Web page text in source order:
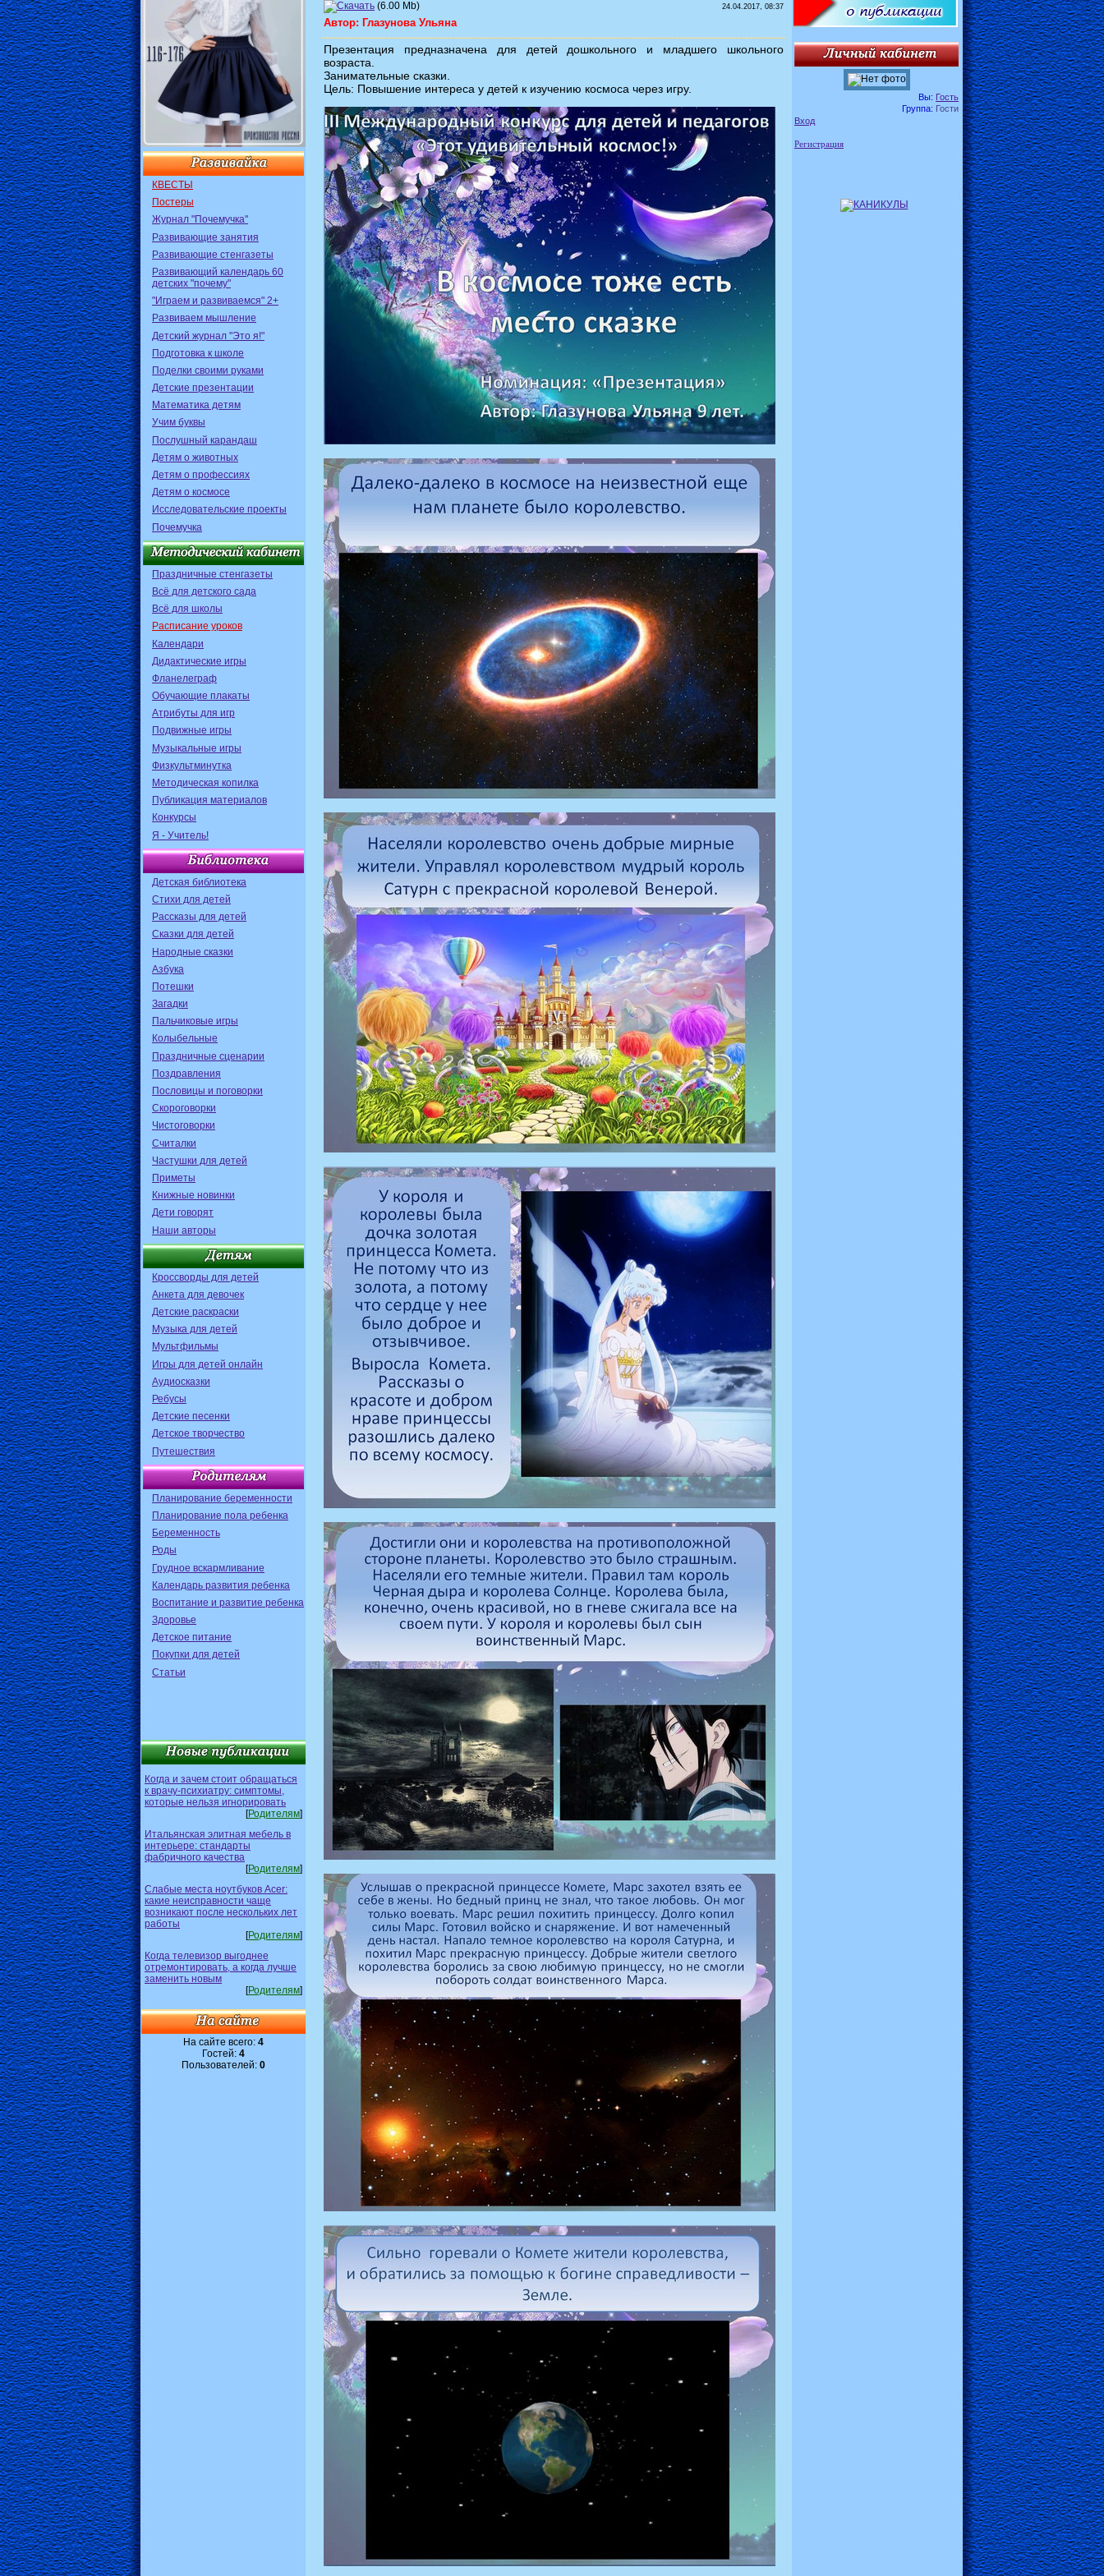
КВЕСТЫ
Постеры
Журнал "Почемучка"
Развивающие занятия
Развивающие стенгазеты
Развивающий календарь 60
детских "почему"
"Играем и развиваемся" 2+
Развиваем мышление
Детский журнал "Это я!"
Подготовка к школе
Поделки своими руками
Детские презентации
Математика детям
Учим буквы
Послушный карандаш
Детям о животных
Детям о профессиях
Детям о космосе
Исследовательские проекты
Почемучка
Праздничные стенгазеты
Всё для детского сада
Всё для школы
Расписание уроков
Календари
Дидактические игры
Фланелеграф
Обучающие плакаты
Атрибуты для игр
Подвижные игры
Музыкальные игры
Физкультминутка
Методическая копилка
Публикация материалов
Конкурсы
Я - Учитель!
Детская библиотека
Стихи для детей
Рассказы для детей
Сказки для детей
Народные сказки
Азбука
Потешки
Загадки
Пальчиковые игры
Колыбельные
Праздничные сценарии
Поздравления
Пословицы и поговорки
Скороговорки
Чистоговорки
Считалки
Частушки для детей
Приметы
Книжные новинки
Дети говорят
Наши авторы
Кроссворды для детей
Анкета для девочек
Детские раскраски
Музыка для детей
Мультфильмы
Игры для детей онлайн
Аудиосказки
Ребусы
Детские песенки
Детское творчество
Путешествия
Планирование беременности
Планирование пола ребенка
Беременность
Роды
Грудное вскармливание
Календарь развития ребенка
Воспитание и развитие ребенка
Здоровье
Детское питание
Покупки для детей
Статьи
Когда и зачем стоит обращаться
к врачу-психиатру: симптомы,
которые нельзя игнорировать
[Родителям]
Итальянская элитная мебель в
интерьере: стандарты
фабричного качества
[Родителям]
Слабые места ноутбуков Acer:
какие неисправности чаще
возникают после нескольких лет
работы
[Родителям]
Когда телевизор выгоднее
отремонтировать, а когда лучше
заменить новым
[Родителям]
На сайте всего: 4
Гостей: 4
Пользователей: 0
(6.00 Mb) 24.04.2017, 08:37
Автор: Глазунова Ульяна
Презентация предназначена для детей дошкольного и младшего школьного
возраста.
Занимательные сказки.
Цель: Повышение интереса у детей к изучению космоса через игру.
Вы: Гость
Группа: Гости
Вход
Регистрация